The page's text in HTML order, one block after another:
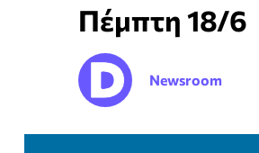
Πέμπτη 18/6
Newsroom